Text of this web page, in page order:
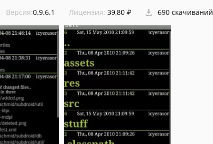
Версия:0.9.6.1 Лицензия: 39,80 ₽ 690 скачиваний